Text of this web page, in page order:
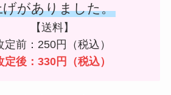
げがありました。
【送料】
定前：250円（税込）
定後：330円（税込）